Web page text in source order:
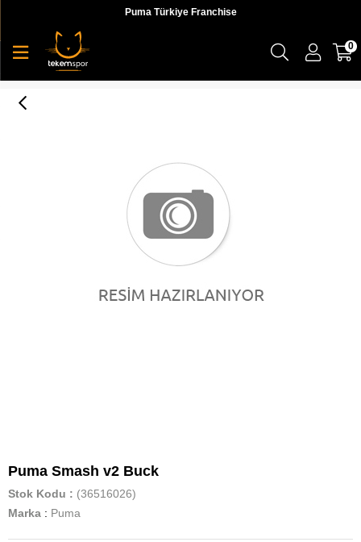
Puma Türkiye Franchise
0
Puma Smash v2 Buck
Stok Kodu
(36516026)
Marka : Puma